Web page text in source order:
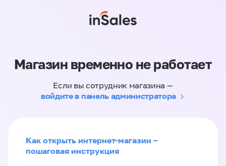
Магазин временно не работает
Если вы сотрудник магазина —
войдите в панель администратора
Как открыть интернет-магазин –
пошаговая инструкция